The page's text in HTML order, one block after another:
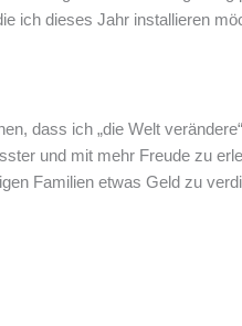
ich dieses Jahr installieren
dass ich „die Welt
und mit mehr Freude zu
Familien etwas Geld zu